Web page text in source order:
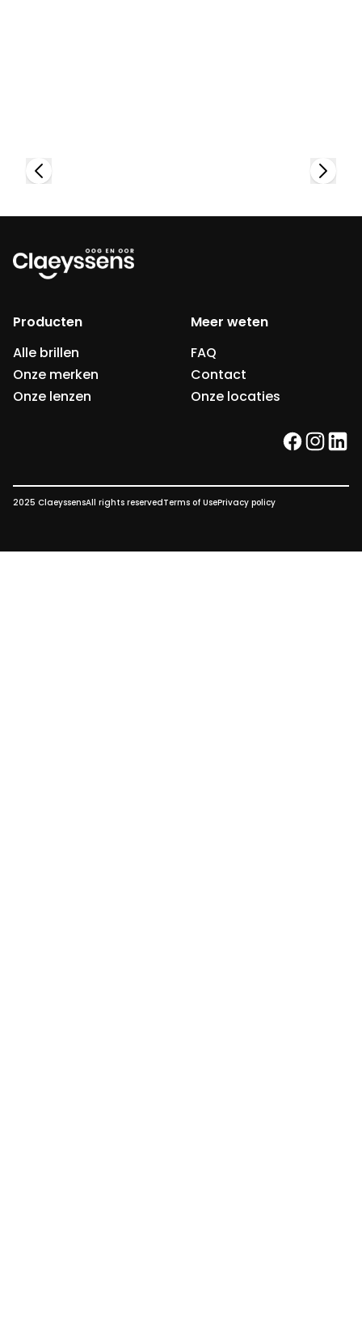
Producten
Alle brillen
Onze merken
Onze lenzen
Meer weten
FAQ
Contact
Onze locaties
facebook
2025 ClaeyssensAll rights reservedTerms of UsePrivacy policy